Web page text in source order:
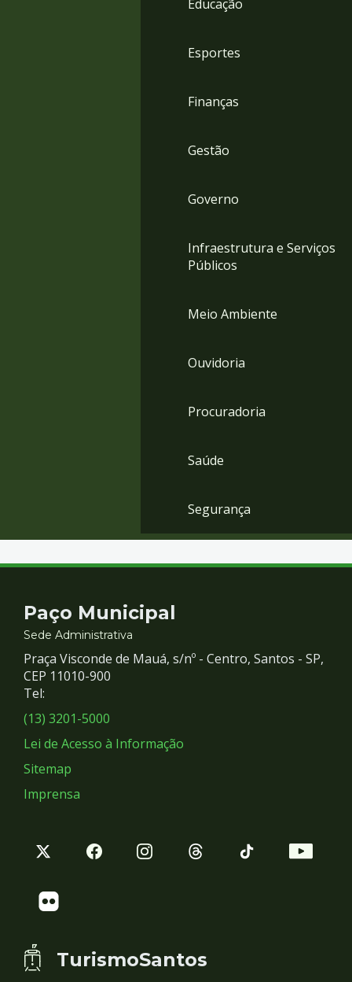
Educação
Esportes
Finanças
Gestão
Governo
Infraestrutura e Serviços
Públicos
Meio Ambiente
Ouvidoria
Procuradoria
Saúde
Segurança
Contato
e
Redes
Sociais
Paço Municipal
Sede Administrativa
Praça Visconde de Mauá, s/nº - Centro, Santos - SP,
CEP 11010-900
Tel:
(13) 3201-5000
Lei de Acesso à Informação
Sitemap
Imprensa
TurismoSantos